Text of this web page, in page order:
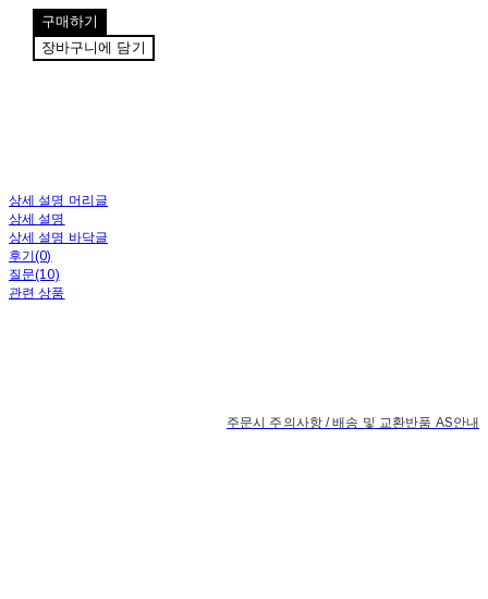
구매하기
장바구니에 담기
상세 설명 머리글
상세 설명
상세 설명 바닥글
후기(0)
질문(10)
관련 상품
주문시 주의사항 / 배송 및 교환반품 AS안내